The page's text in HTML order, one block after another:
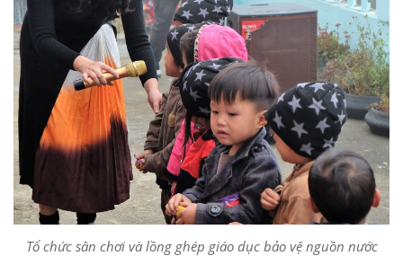
Tổ chức sân chơi và lồng ghép giáo dục bảo vệ nguồn nước